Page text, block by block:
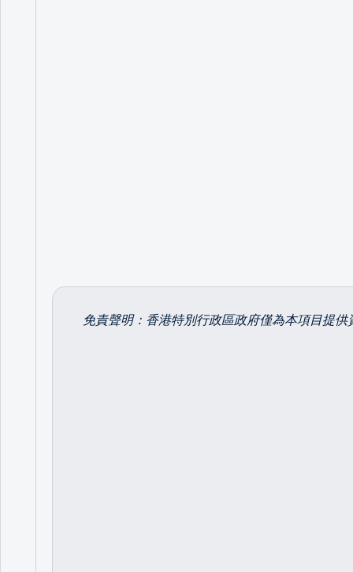
免責聲明： 香港特別行政區政府僅為本項目提供